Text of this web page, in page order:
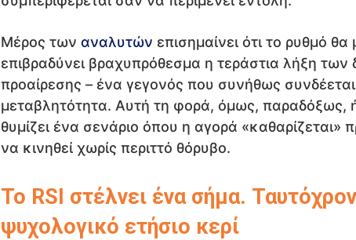
Μέρος των αναλυτών επισημαίνει ότι το ρυθμό
επιβραδύνει βραχυπρόθεσμα η τεράστια λήξη των
προαίρεσης – ένα γεγονός που συνήθως
μεταβλητότητα. Αυτή τη φορά, όμως, παραδόξως,
θυμίζει ένα σενάριο όπου η αγορά «καθαρίζεται»
να κινηθεί χωρίς περιττό θόρυβο.
Το RSI στέλνει ένα σήμα.
ψυχολογικό ετήσιο κερί